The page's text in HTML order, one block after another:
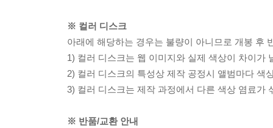
※ 컬러 디스크
아래에 해당하는 경우는 불량이 아니므로 개봉 후
1) 컬러 디스크는 웹 이미지와 실제 색상이 차이가
2) 컬러 디스크의 특성상 제작 공정시 앨범마다 색
3) 컬러 디스크는 제작 과정에서 다른 색상 염료가
※ 반품/교환 안내